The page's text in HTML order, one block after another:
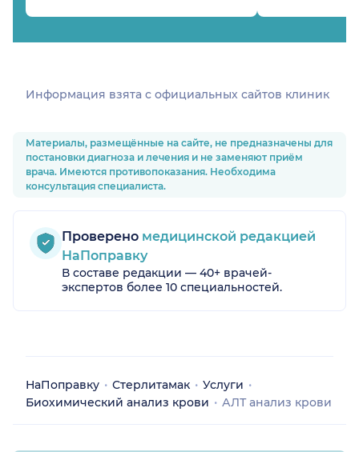
Информация взята c официальных сайтов клиник
Материалы, размещённые на сайте, не предназначены для
постановки диагноза и лечения и не заменяют приём
врача. Имеются противопоказания. Необходима
консультация специалиста.
Проверено медицинской редакцией
НаПоправку
В составе редакции — 40+ врачей-
экспертов более 10 специальностей.
НаПоправку Стерлитамак
Услуги
Биохимический анализ крови
АЛТ анализ крови